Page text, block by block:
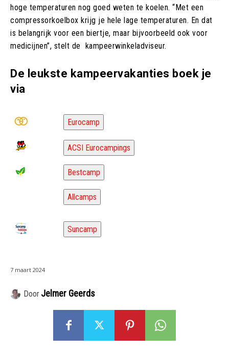
hoge temperaturen nog goed weten te koelen. “Met een
compressorkoelbox krijg je hele lage temperaturen. En dat
is belangrijk voor een biertje, maar bijvoorbeeld ook voor
medicijnen”, stelt de kampeerwinkeladviseur.
De leukste kampeervakanties boek je
via
Eurocamp
ACSI Eurocampings
Bestcamp
Allcamps
Suncamp
7 maart 2024
Door Jelmer Geerds